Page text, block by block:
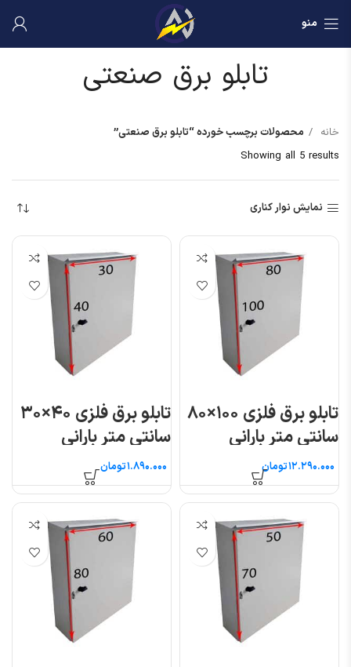
منو
تابلو برق صنعتی
خانه
محصولات برچسب خورده “تابلو برق صنعتی”
Showing all 5 results
نمایش نوار کناری
تابلو برق فلزی ۱۰۰×۸۰
سانتی متر بارانی
تومان
تابلو برق فلزی ۴۰×۳۰
سانتی متر بارانی
تومان